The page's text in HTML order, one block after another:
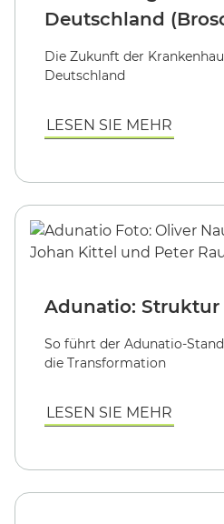
Deutschland
Die Zukunft der
Deutschland
LESEN SIE MEHR
Adunatio: Struktur
So führt der Adunatio-
die Transformation
LESEN SIE MEHR